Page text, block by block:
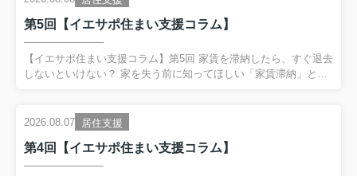
活状況の変化など、 その背景に別の困りごとが隠れていることが
あります。 だからこそ、 家賃滞納を責めるだけではなく、 「住
まいを失うサイン」として早く気付くこと が大切だとお伝えしま
した。 今回は、住まい相談の現場で非常によく聞く、 「保証人が
いないと賃貸住宅は借りられないの？」 という疑問...
第5回【イエサポ住まい支援コラム】
【イエサポ住まい支援コラム】第5回 家賃を滞納したら、すぐ退去
しないといけない？ 家を失う前に知ってほしい「家賃滞納」とい
護を受給していることだけで、 賃貸住宅を借りられないわけでは
ありません。 一方で、 保証会社や初期費用、家賃、緊急連絡先な
ど、 入居までに整理が必要なケースがあります。 そして何より大
切なのが、 困ってからではなく、困り始めた段階で相談するこ
2026.08.07 居住支援
第4回【イエサポ住まい支援コラム】